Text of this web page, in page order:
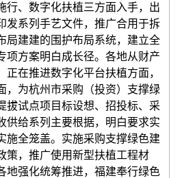
行、数字化扶植三方面入手，出
发系列手艺文件，推广合用于拆
局建建的围护布局系统，建立全
项方案明白成长径。各地从财产
正在推进数字化平台扶植方面，
，为杭州市采购（投资）支撑绿
拔试点项目标设想、招投标、采
供给系列主要根据，明白要求实
施全笼盖。实施采购支撑绿色建
策，推广使用新型扶植工程材
地强化统筹推进，福建奉行绿色